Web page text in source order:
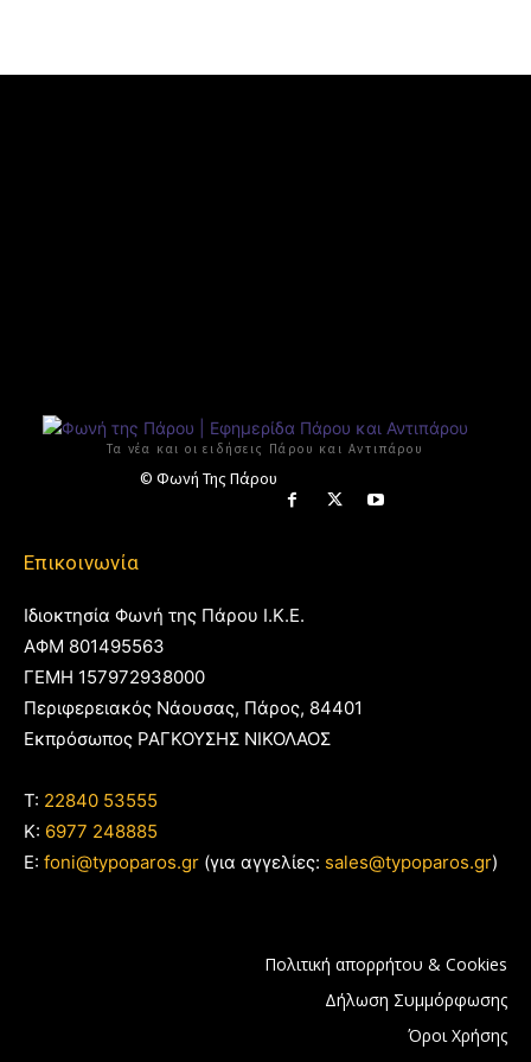
Τα νέα και οι ειδήσεις Πάρου και Αντιπάρου
© Φωνή Της Πάρου
Επικοινωνία
Ιδιοκτησία Φωνή της Πάρου Ι.Κ.Ε.
ΑΦΜ 801495563
ΓΕΜΗ 157972938000
Περιφερειακός Νάουσας, Πάρος, 84401
Εκπρόσωπος ΡΑΓΚΟΥΣΗΣ ΝΙΚΟΛΑΟΣ
T: 22840 53555
Κ: 6977 248885
E: foni@typoparos.gr (για αγγελίες: sales@typoparos.gr)
Πολιτική απορρήτου & Cookies
Δήλωση Συμμόρφωσης
Όροι Χρήσης